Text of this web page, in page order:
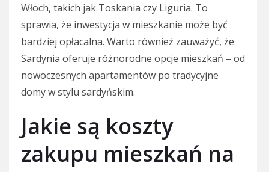
Włoch, takich jak Toskania czy Liguria. To
sprawia, że inwestycja w mieszkanie może być
bardziej opłacalna. Warto również zauważyć, że
Sardynia oferuje różnorodne opcje mieszkań – od
nowoczesnych apartamentów po tradycyjne
domy w stylu sardyńskim.
Jakie są koszty
zakupu mieszkań na